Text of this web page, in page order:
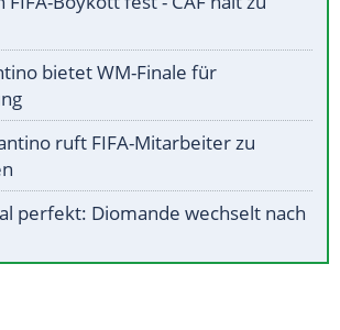
bietet WM-Finale für
ruft FIFA-Mitarbeiter zu
perfekt: Diomande wechselt nach